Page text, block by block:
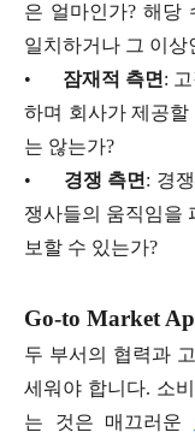
은 얼마인가? 해당
일치하거나 그 이상
•
잠재적 측면 :
하며 회사가 제공할
는 않는가?
•
경쟁 측면 : 경
쟁사들의 움직임을
보할 수 있는가?
Go-to Market
두 부서의 협력과
세워야 합니다. 소
는 것은 매끄러운